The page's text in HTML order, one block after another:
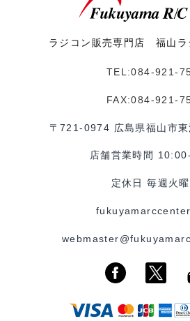
ラジコン販売専門店 福山ラ
TEL:084-921-
FAX:084-921-
〒721-0974 広島県福山市
店舗営業時間
定休日 毎週火曜